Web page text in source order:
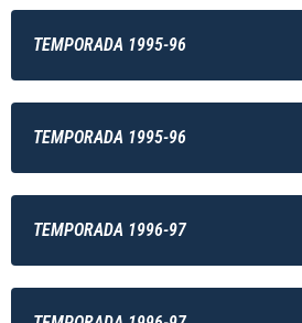
TEMPORADA 1995-96
TEMPORADA 1995-96
TEMPORADA 1996-97